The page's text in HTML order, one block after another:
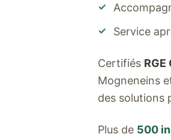
✓
✓ Service
Certifiés RGE
Mogneneins
des solutions
Plus de 500